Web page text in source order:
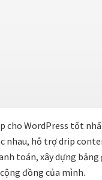
cho WordPress tốt
nhau, hỗ trợ drip
toán, xây dựng
đồng của mình.